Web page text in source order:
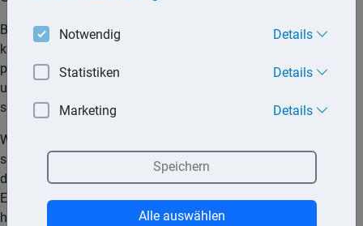
Bei einer vorübergehenden Erzielung von Verlusten liegt noch
keine Liebhaberei vor, falls die Tätigkeit auf Dauer zu
positiven Einkünften führen kann. Auch wenn die
unternehmerische Tätigkeit nach längeren Anlaufverlusten
schließlich eingestellt wird, liegt noch keine Liebhaberei vor.
Wurden jedoch keine Anstrengungen unternommen, die
schlechte Ertragslage zu verbessern, kann dies ein Indiz für
die mangelnde Gewinnerzielungsabsicht sein. Auch bei einer
Erzielung von Einnahmen, die nicht über die Selbstkosten
hinaus gehen, kann eine Liebhaberei angenommen werden.
Notwendig Details
Statistiken Details
Marketing Details
Speichern
Alle auswählen